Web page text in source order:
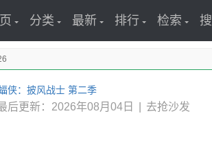
分类 最新 排行 检索
侠：披风战士 第二季
后更新：2026年08月04日 去抢沙发